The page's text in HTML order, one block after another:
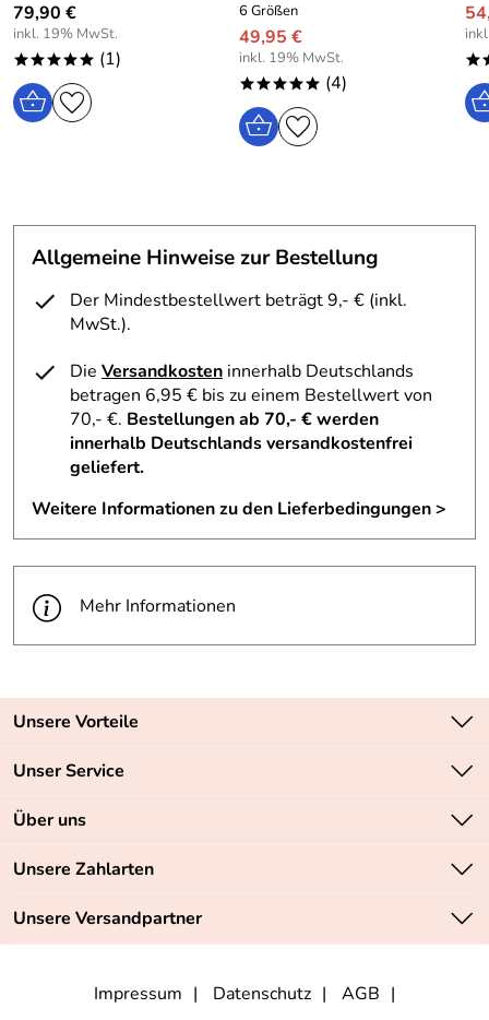
79,90 €
inkl. 19% MwSt.
***** (1)
6 Größen
49,95 €
inkl. 19% MwSt.
***** (4)
Allgemeine Hinweise zur Bestellung
Der Mindestbestellwert beträgt 9,- € (inkl.
MwSt.).
Die Versandkosten innerhalb Deutschlands
betragen 6,95 € bis zu einem Bestellwert von
70,- €. Bestellungen ab 70,- € werden
innerhalb Deutschlands versandkostenfrei
geliefert.
Weitere Informationen zu den Lieferbedingungen >
Mehr Informationen
Unsere Vorteile
Zahlungsarten: Vorkasse, PayPal, PayPal Express
Unser Service
Kontakt
Retourenabwicklung
Lieferbedingungen
Über uns
Unsere Bestseller
Neu
Unsere Zahlarten
Unsere Versandpartner
Impressum Datenschutz AGB